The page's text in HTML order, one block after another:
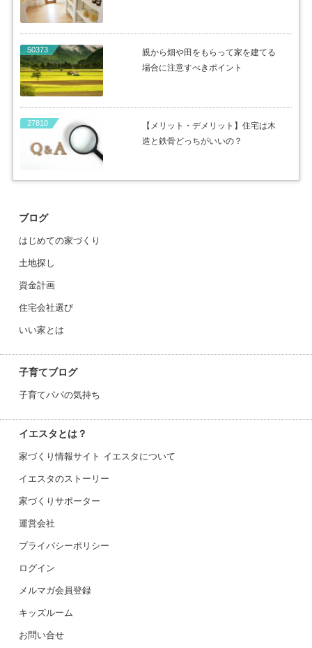
50373
親から畑や田をもらって家を建てる
場合に注意すべきポイント
27810
【メリット・デメリット】住宅は木
造と鉄骨どっちがいいの？
ブログ
はじめての家づくり
土地探し
資金計画
住宅会社選び
いい家とは
子育てブログ
子育てパパの気持ち
イエスタとは？
家づくり情報サイト イエスタについて
イエスタのストーリー
家づくりサポーター
運営会社
プライバシーポリシー
ログイン
メルマガ会員登録
キッズルーム
お問い合せ